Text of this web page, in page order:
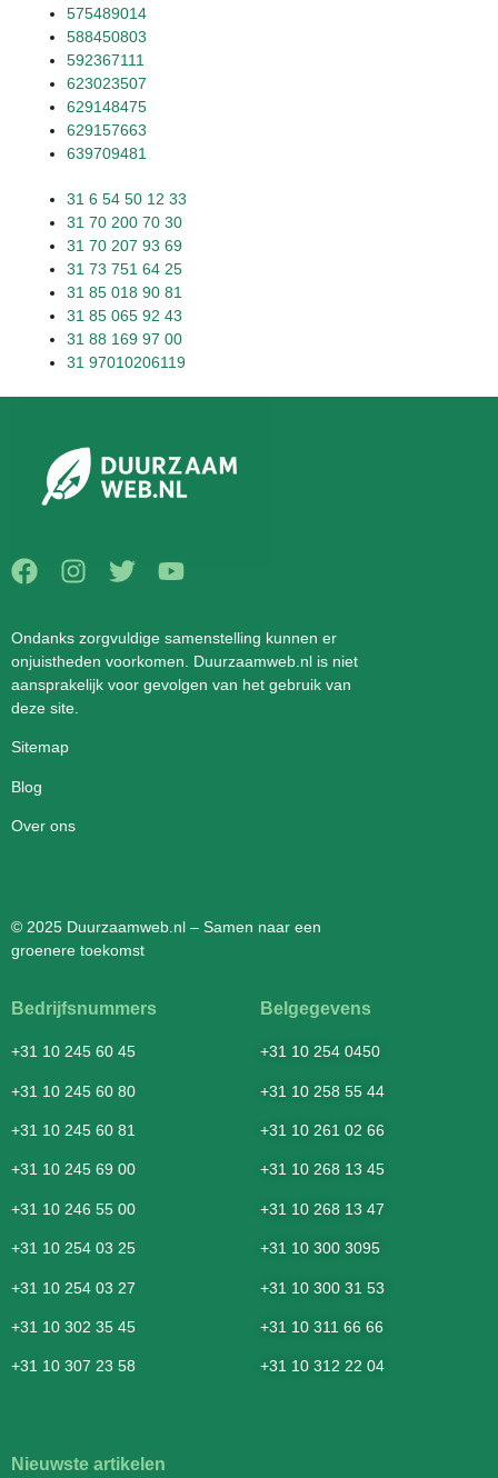
575489014
588450803
592367111
623023507
629148475
629157663
639709481
31 6 54 50 12 33
31 70 200 70 30
31 70 207 93 69
31 73 751 64 25
31 85 018 90 81
31 85 065 92 43
31 88 169 97 00
31 97010206119
Ondanks zorgvuldige samenstelling kunnen er
onjuistheden voorkomen. Duurzaamweb.nl is niet
aansprakelijk voor gevolgen van het gebruik van
deze site.
Sitemap
Blog
Over ons
© 2025 Duurzaamweb.nl – Samen naar een
groenere toekomst
Bedrijfsnummers
+31 10 245 60 45
+31 10 245 60 80
+31 10 245 60 81
+31 10 245 69 00
+31 10 246 55 00
+31 10 254 03 25
+31 10 254 03 27
+31 10 302 35 45
+31 10 307 23 58
Belgegevens
+31 10 254 0450
+31 10 258 55 44
+31 10 261 02 66
+31 10 268 13 45
+31 10 268 13 47
+31 10 300 3095
+31 10 300 31 53
+31 10 311 66 66
+31 10 312 22 04
Nieuwste artikelen